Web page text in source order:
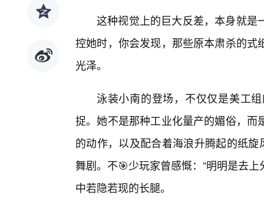
这种视觉上的巨大反差，本身就是
控她时，你会发现，那些原本肃杀的
光泽。
泳装小南的登场，不仅仅是美工
捉。她不是那种工业化量产的媚俗，
的动作，以及配合着海浪升腾起的纸
舞剧。不🎯少玩家曾感慨：“明明是去
中若隐若现的长腿。